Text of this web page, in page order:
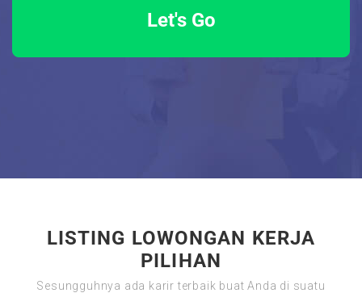
LISTING LOWONGAN KERJA
PILIHAN
Sesungguhnya ada karir terbaik buat Anda di suatu